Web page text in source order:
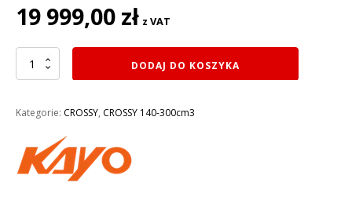
19 999,00 zł z VAT
ilość
CROSS
DIRT
KT250
ENDURO
DODAJ DO KOSZYKA
Kategorie: CROSSY, CROSSY 140-300cm3